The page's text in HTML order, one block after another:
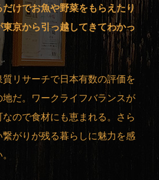
けでお魚や野菜をもらえたり
京から引っ越してきてわかっ
リサーチで日本有数の評価を
だ。ワークライフバランスが
ので食材にも恵まれる。さら
がりが残る暮らしに魅力を感